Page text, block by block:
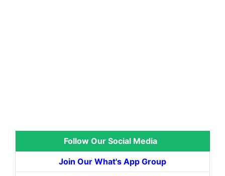
Follow Our Social Media
Join Our What's App Group